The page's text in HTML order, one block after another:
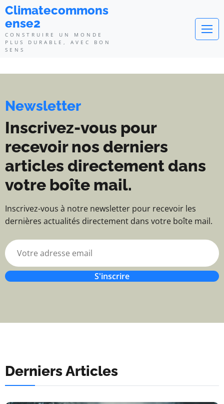
Climatecommonsense2 -
Climatecommons
ense2
CONSTRUIRE UN MONDE
PLUS DURABLE, AVEC BON
SENS
Newsletter
Inscrivez-vous pour
recevoir nos derniers
articles directement dans
votre boîte mail.
Inscrivez-vous à notre newsletter pour recevoir les
dernières actualités directement dans votre boîte mail.
S'inscrire
Derniers Articles